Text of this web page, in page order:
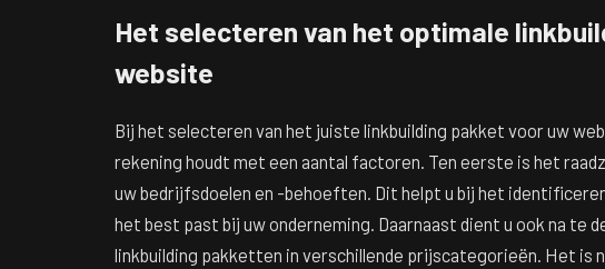
Het selecteren van het optimale
website
Bij het selecteren van het juiste linkbuilding pakket voor uw
rekening houdt met een aantal factoren. Ten eerste is het
uw bedrijfsdoelen en -behoeften. Dit helpt u bij het
het best past bij uw onderneming. Daarnaast dient u ook na te
linkbuilding pakketten in verschillende prijscategorieën. Het is